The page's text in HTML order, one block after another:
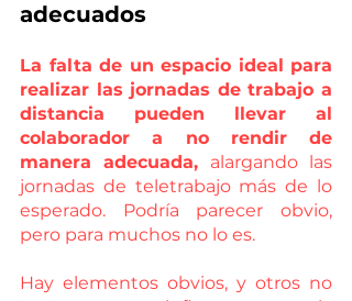
adecuados
La falta de un espacio ideal para
realizar las jornadas de trabajo a
distancia pueden llevar al
colaborador a no rendir de
manera adecuada, alargando las
jornadas de teletrabajo más de lo
esperado. Podría parecer obvio,
pero para muchos no lo es.
Hay elementos obvios, y otros no